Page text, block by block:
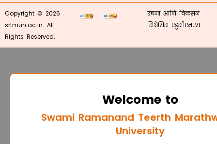
Copyright © 2026
srtmun.ac.in. All
Rights Reserved.
रचना आणि विकसन
सिंथेसिस एडुसीएमएस
Welcome to
Swami Ramanand Teerth
University